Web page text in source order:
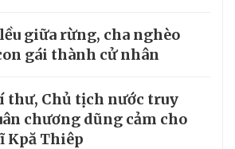
giữa rừng, cha nghèo
gái thành cử nhân
thư, Chủ tịch nước truy
chương dũng cảm cho
Kpă Thiêp